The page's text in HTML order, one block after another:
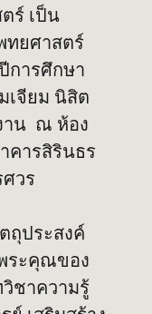
ร์ เป็น
ทยศาสตร์
การศึกษา
เจียม นิสิต
าน ณ ห้อง
คารสิรินธร
วร
ถุประสงค์
ระคุณของ
ชาความรู้